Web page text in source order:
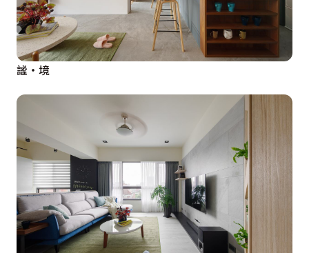
謐‧境